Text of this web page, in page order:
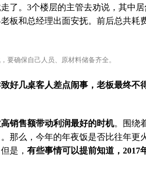
了。3个楼层的主管去劝说，其中
板和总经理出面安抚。前后总共耗
要确保自己人员、原材料储备齐全。
好几桌客人差点闹事，老板最终不
销售额带动利润最好的时机。围绕
那么，今年的年夜饭是否比往年更
是，有些事情可以提前知道，2017